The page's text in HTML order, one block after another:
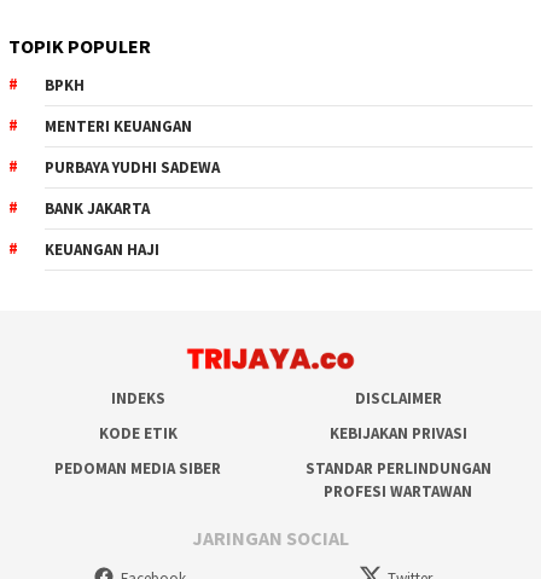
TOPIK POPULER
BPKH
MENTERI KEUANGAN
PURBAYA YUDHI SADEWA
BANK JAKARTA
KEUANGAN HAJI
INDEKS
DISCLAIMER
KODE ETIK
KEBIJAKAN PRIVASI
PEDOMAN MEDIA SIBER
STANDAR PERLINDUNGAN
PROFESI WARTAWAN
JARINGAN SOCIAL